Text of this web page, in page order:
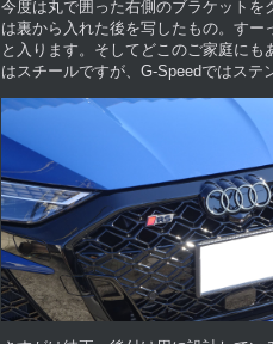
今度は丸で囲った右側のブラケット
は裏から入れた後を写したもの。す
と入ります。そしてどこのご家庭に
はスチールですが、G-Speedではス